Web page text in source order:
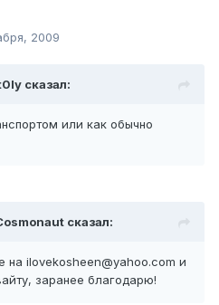
2009
сказал:
или как обычно
сказал:
на ilovekosheen@yahoo.com и
заранее благодарю!